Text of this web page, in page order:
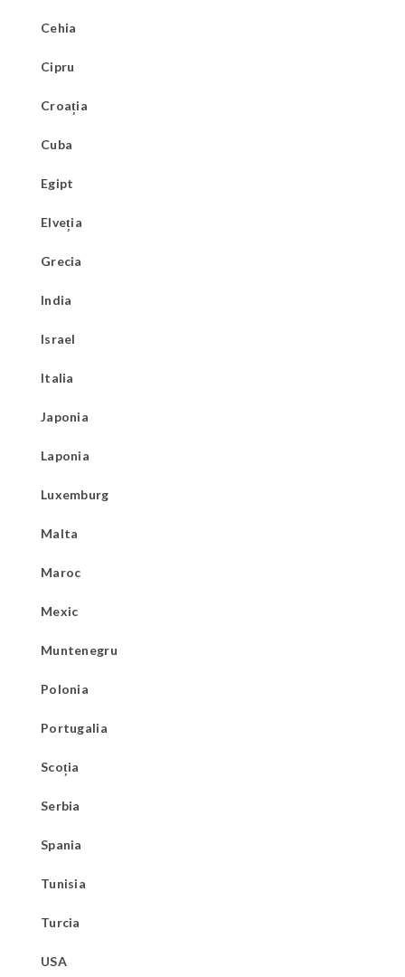
Cehia
Cipru
Croația
Cuba
Egipt
Elveția
Grecia
India
Israel
Italia
Japonia
Laponia
Luxemburg
Malta
Maroc
Mexic
Muntenegru
Polonia
Portugalia
Scoția
Serbia
Spania
Tunisia
Turcia
USA